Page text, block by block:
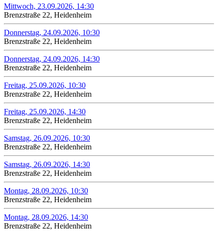
Mittwoch, 23.09.2026, 14:30
Brenzstraße 22, Heidenheim
Donnerstag, 24.09.2026, 10:30
Brenzstraße 22, Heidenheim
Donnerstag, 24.09.2026, 14:30
Brenzstraße 22, Heidenheim
Freitag, 25.09.2026, 10:30
Brenzstraße 22, Heidenheim
Freitag, 25.09.2026, 14:30
Brenzstraße 22, Heidenheim
Samstag, 26.09.2026, 10:30
Brenzstraße 22, Heidenheim
Samstag, 26.09.2026, 14:30
Brenzstraße 22, Heidenheim
Montag, 28.09.2026, 10:30
Brenzstraße 22, Heidenheim
Montag, 28.09.2026, 14:30
Brenzstraße 22, Heidenheim